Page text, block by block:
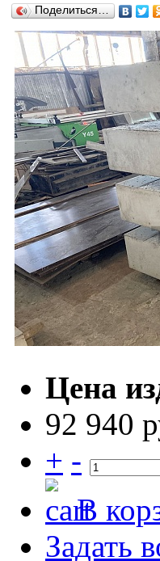
Поделиться…
Цена
92 940
+ -
В
Задать